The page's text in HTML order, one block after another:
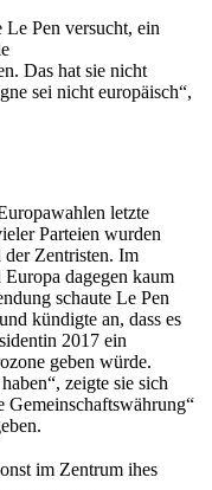
Pen versucht, ein
Das hat sie nicht
sei nicht europäisch“,
letzte
Parteien wurden
Zentristen. Im
dagegen kaum
schaute Le Pen
kündigte an, dass es
2017 ein
geben würde.
zeigte sie sich
Gemeinschaftswährung“
im Zentrum ihes